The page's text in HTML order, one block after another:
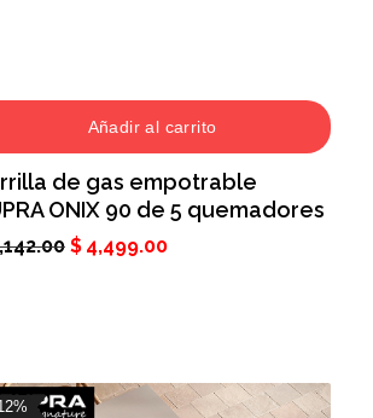
Añadir al carrito
de gas empotrable
ONIX 90 de 5 quemadores
$ 4,499.00